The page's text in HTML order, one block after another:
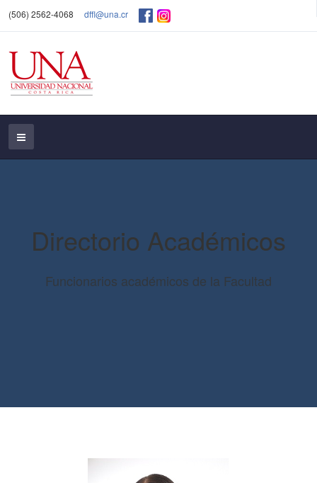
(506) 2562-4068 dffl@una.cr
Directorio Académicos
Funcionarios académicos de la Facultad